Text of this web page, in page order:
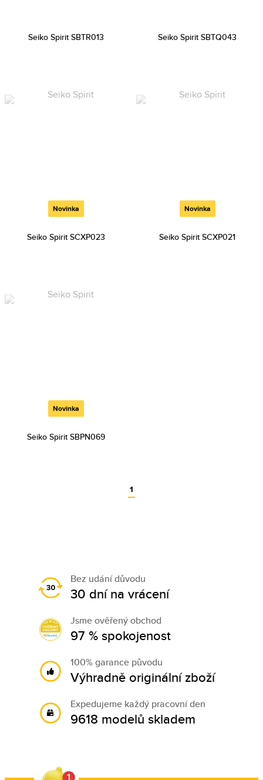
Seiko Spirit SBTR013 Seiko Spirit SBTQ043
Novinka
Seiko Spirit SCXP023
Novinka
Seiko Spirit SCXP021
Novinka
Seiko Spirit SBPN069
1
Bez udání důvodu
30 dní na vrácení
Jsme ověřený obchod
97 % spokojenost
100% garance původu
Výhradně originální zboží
Expedujeme každý pracovní den
9618 modelů skladem